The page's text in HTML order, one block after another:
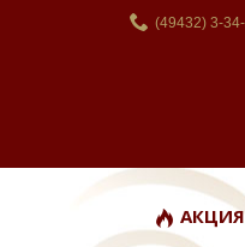
(49432) 3-
АКЦИЯ